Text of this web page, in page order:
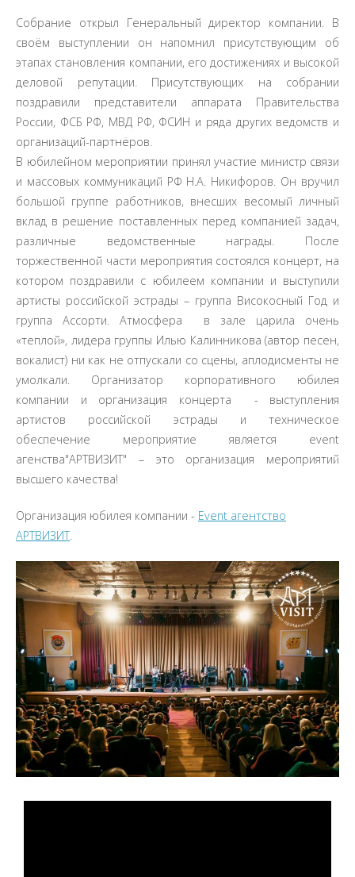
Собрание открыл Генеральный директор компании. В
своём выступлении он напомнил присутствующим об
этапах становления компании, его достижениях и высокой
деловой репутации. Присутствующих на собрании
поздравили представители аппарата Правительства
России, ФСБ РФ, МВД РФ, ФСИН и ряда других ведомств и
организаций-партнёров.
В юбилейном мероприятии принял участие министр связи
и массовых коммуникаций РФ Н.А. Никифоров. Он вручил
большой группе работников, внесших весомый личный
вклад в решение поставленных перед компанией задач,
различные ведомственные награды. После
торжественной части мероприятия состоялся концерт, на
котором поздравили с юбилеем компании и выступили
артисты российской эстрады – группа Високосный Год и
группа Ассорти. Атмосфера в зале царила очень
«теплой», лидера группы Илью Калинникова (автор песен,
вокалист) ни как не отпускали со сцены, аплодисменты не
умолкали. Организатор корпоративного юбилея
компании и организация концерта - выступления
артистов российской эстрады и техническое
обеспечение мероприятие является event
агенства"АРТВИЗИТ" – это организация мероприятий
высшего качества!
Организация юбилея компании - Event агентство
АРТВИЗИТ.